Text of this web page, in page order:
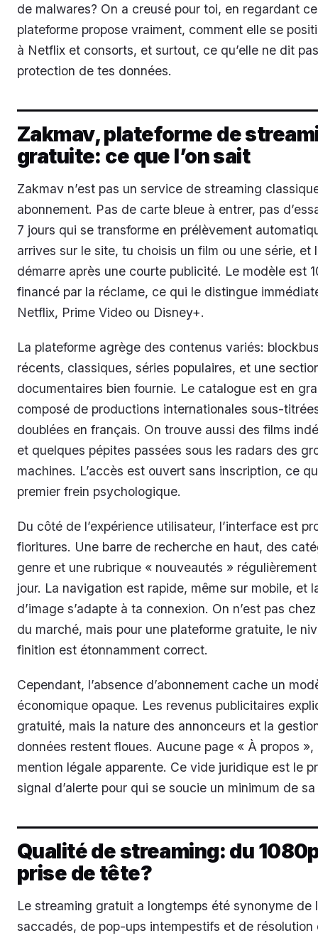
de malwares? On a creusé pour toi, en regardant
plateforme propose vraiment, comment elle se
à Netflix et consorts, et surtout, ce qu’elle ne dit
protection de tes données.
Zakmav, plateforme de
gratuite: ce que l’on sait
Zakmav n’est pas un service de streaming
abonnement. Pas de carte bleue à entrer, pas
7 jours qui se transforme en prélèvement
arrives sur le site, tu choisis un film ou une série, et
démarre après une courte publicité. Le modèle est
financé par la réclame, ce qui le distingue
Netflix, Prime Video ou Disney+.
La plateforme agrège des contenus variés:
récents, classiques, séries populaires, et une
documentaires bien fournie. Le catalogue est en
composé de productions internationales sous-
doublées en français. On trouve aussi des films
et quelques pépites passées sous les radars des
machines. L’accès est ouvert sans inscription, ce
premier frein psychologique.
Du côté de l’expérience utilisateur, l’interface est
fioritures. Une barre de recherche en haut, des
genre et une rubrique « nouveautés »
jour. La navigation est rapide, même sur mobile, et
d’image s’adapte à ta connexion. On n’est pas
du marché, mais pour une plateforme gratuite, le
finition est étonnamment correct.
Cependant, l’absence d’abonnement cache un
économique opaque. Les revenus publicitaires
gratuité, mais la nature des annonceurs et la
données restent floues. Aucune page « À propos »,
mention légale apparente. Ce vide juridique est le
signal d’alerte pour qui se soucie un minimum de
Qualité de streaming: du
prise de tête?
Le streaming gratuit a longtemps été synonyme de
saccadés, de pop-ups intempestifs et de résolution